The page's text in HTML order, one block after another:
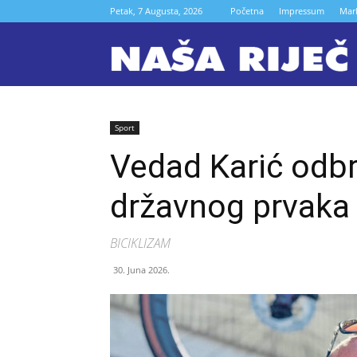
Petak, 7 Augusta, 2026 Početna Impressum
Sport
Vedad Karić
državnog prvaka
BICIKLIZAM
30. Juna 2026.